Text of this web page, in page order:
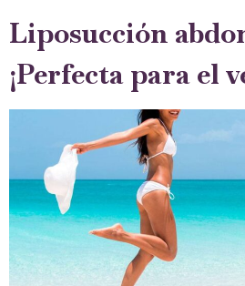
Liposucción
¡Perfecta para el